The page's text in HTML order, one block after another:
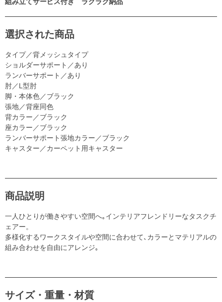
選択された商品
タイプ／背メッシュタイプ
ショルダーサポート／あり
ランバーサポート／あり
肘／L型肘
脚・本体色／ブラック
張地／背座同色
背カラー／ブラック
座カラー／ブラック
ランバーサポート張地カラー／ブラック
キャスター／カーペット用キャスター
商品説明
一人ひとりが働きやすい空間へ｡インテリアフレンドリーなタスクチ
ェアー。
多様化するワークスタイルや空間に合わせて､カラーとマテリアルの
組み合わせを自由にアレンジ｡
サイズ・重量・材質